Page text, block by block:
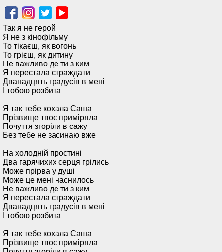
Так я не герой
Я не з кінофільму
То тікаєш, як вогонь
То грієш, як дитину
Не важливо де ти з ким
Я перестала страждати
Дванадцять градусів в мені
І тобою розбита
Я так тебе кохала Саша
Прізвище твоє приміряла
Почуття згоріли в сажу
Без тебе не засинаю вже
На холодній простині
Два гарячихих серця грілись
Може прірва у душі
Може це мені наснилось
Не важливо де ти з ким
Я перестала страждати
Дванадцять градусів в мені
І тобою розбита
Я так тебе кохала Саша
Прізвище твоє приміряла